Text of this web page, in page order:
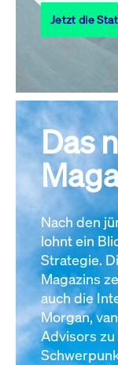
31
Jetzt die
Das
Nach den
lohnt ein
Strategie.
Magazins
auch die
Morgan,
Advisors